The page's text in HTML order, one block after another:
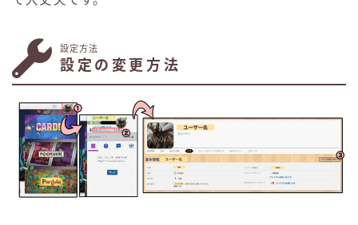
設定方法
設定の変更方法